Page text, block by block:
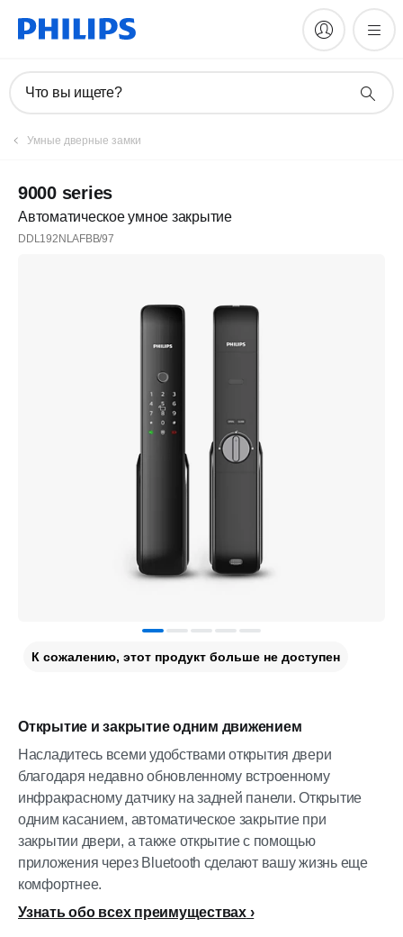
Что вы ищете?
Умные дверные замки
9000 series
Автоматическое умное закрытие
DDL192NLAFBB/97
Открытие и закрытие одним движением
Насладитесь всеми удобствами открытия двери
благодаря недавно обновленному встроенному
инфракрасному датчику на задней панели. Открытие
одним касанием, автоматическое закрытие при
закрытии двери, а также открытие с помощью
приложения через Bluetooth сделают вашу жизнь еще
комфортнее.
Узнать обо всех преимуществах
К сожалению, этот продукт больше не доступен